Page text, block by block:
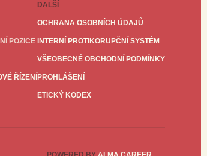
POZICE
ŘÍZENÍ
DALŠÍ
OCHRANA OSOBNÍCH ÚDAJŮ
INTERNÍ PROTIKORUPČNÍ SYSTÉM
VŠEOBECNÉ OBCHODNÍ PODMÍNKY
PROHLÁŠENÍ
ETICKÝ KODEX